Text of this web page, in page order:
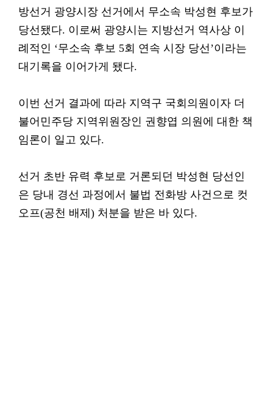
방선거 광양시장 선거에서 무소속 박성현 후보가
당선됐다. 이로써 광양시는 지방선거 역사상 이
례적인 ‘무소속 후보 5회 연속 시장 당선’이라는
대기록을 이어가게 됐다.
이번 선거 결과에 따라 지역구 국회의원이자 더
불어민주당 지역위원장인 권향엽 의원에 대한 책
임론이 일고 있다.
선거 초반 유력 후보로 거론되던 박성현 당선인
은 당내 경선 과정에서 불법 전화방 사건으로 컷
오프(공천 배제) 처분을 받은 바 있다.